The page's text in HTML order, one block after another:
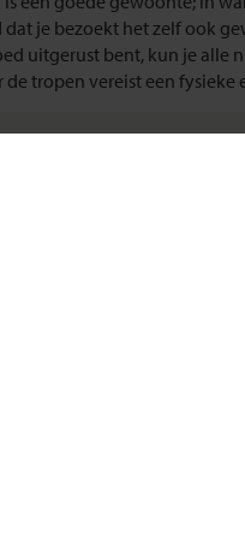
dat je bezoekt het zelf ook
uitgerust bent, kun je alle
de tropen vereist een